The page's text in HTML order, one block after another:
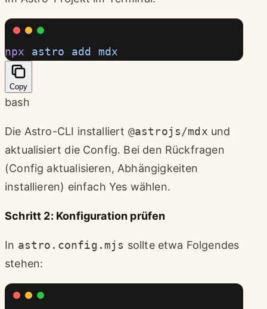
npx astro add mdx
Copy
bash
Die Astro-CLI installiert @astrojs/mdx und
aktualisiert die Config. Bei den Rückfragen
(Config aktualisieren, Abhängigkeiten
installieren) einfach Yes wählen.
Schritt 2: Konfiguration prüfen
In astro.config.mjs sollte etwa Folgendes
stehen: